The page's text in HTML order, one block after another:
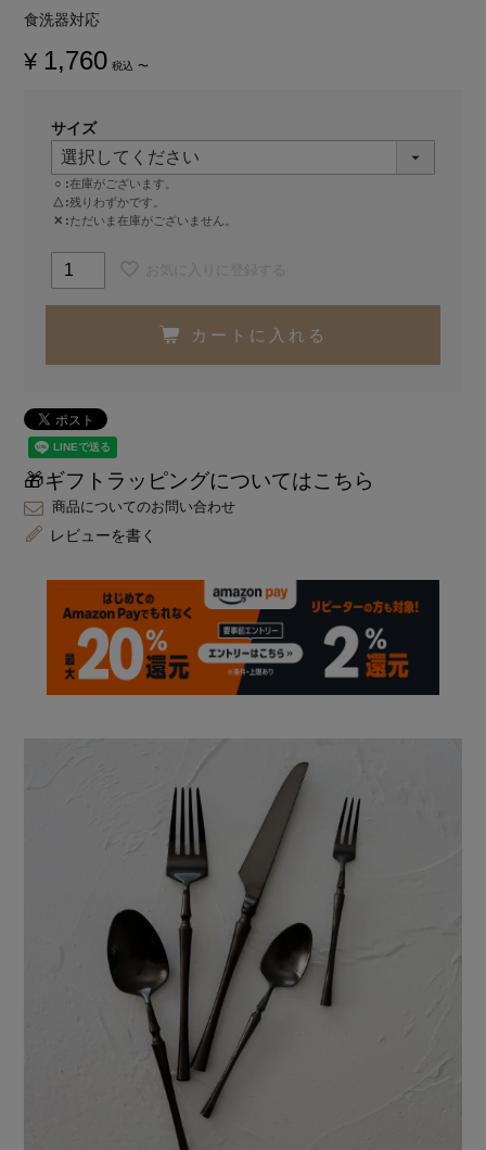
食洗器対応
¥ 1,760 税込 〜
サイズ
○
在庫がございます。
△ 残りわずかです。
✕
ただいま在庫がございません。
カートに入れる
🎁ギフトラッピングについてはこちら
商品についてのお問い合わせ
レビューを書く